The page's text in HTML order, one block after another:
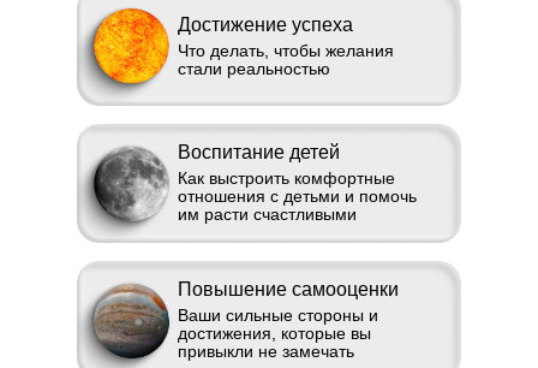
Воспитание детей
Как выстроить комфортные
отношения с детьми и помочь
им расти счастливыми
Повышение самооценки
Ваши сильные стороны и
достижения, которые вы
привыкли не замечать
Достижение успеха
Что делать, чтобы желания
стали реальностью